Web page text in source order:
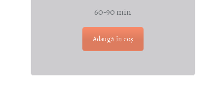
60-90 min
Adaugă în coș